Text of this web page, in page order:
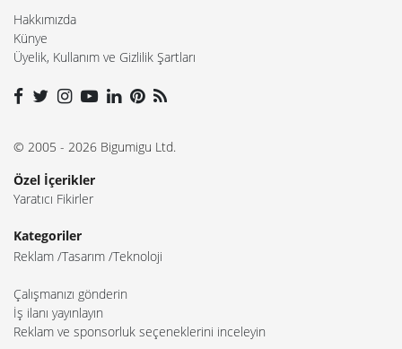
Hakkımızda
Künye
Üyelik, Kullanım ve Gizlilik Şartları
© 2005 - 2026 Bigumigu Ltd.
Özel İçerikler
Yaratıcı Fikirler
Kategoriler
Reklam Tasarım Teknoloji
Çalışmanızı gönderin
İş ilanı yayınlayın
Reklam ve sponsorluk seçeneklerini inceleyin